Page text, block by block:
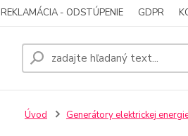
REKLAMÁCIA - ODSTÚPENIE GDPR
Úvod Generátory elektrickej